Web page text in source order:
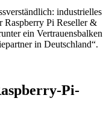
industrielles
Pi Reseller &
ein Vertrauensbalken
in Deutschland“.
Pi-